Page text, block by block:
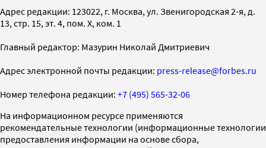
Адрес редакции: 123022, г. Москва, ул. Звенигородская 2-я, д.
13, стр. 15, эт. 4, пом. X, ком. 1
Главный редактор: Мазурин Николай Дмитриевич
Адрес электронной почты редакции: press-release@forbes.ru
Номер телефона редакции: +7 (495) 565-32-06
На информационном ресурсе применяются
рекомендательные технологии (информационные технологии
предоставления информации на основе сбора,